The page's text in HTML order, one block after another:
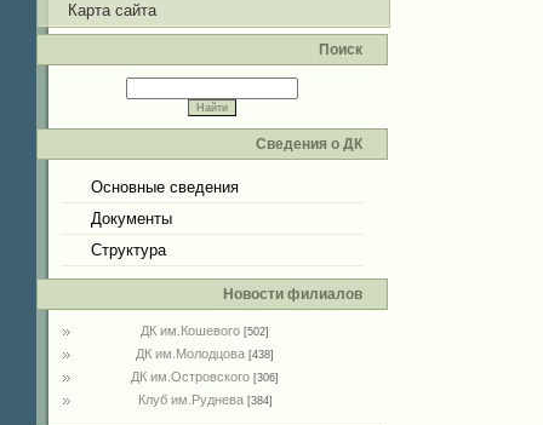
Карта сайта
Поиск
Сведения о ДК
Основные сведения
Документы
Структура
Новости филиалов
ДК им.Кошевого [502]
ДК им.Молодцова [438]
ДК им.Островского [306]
Клуб им.Руднева [384]